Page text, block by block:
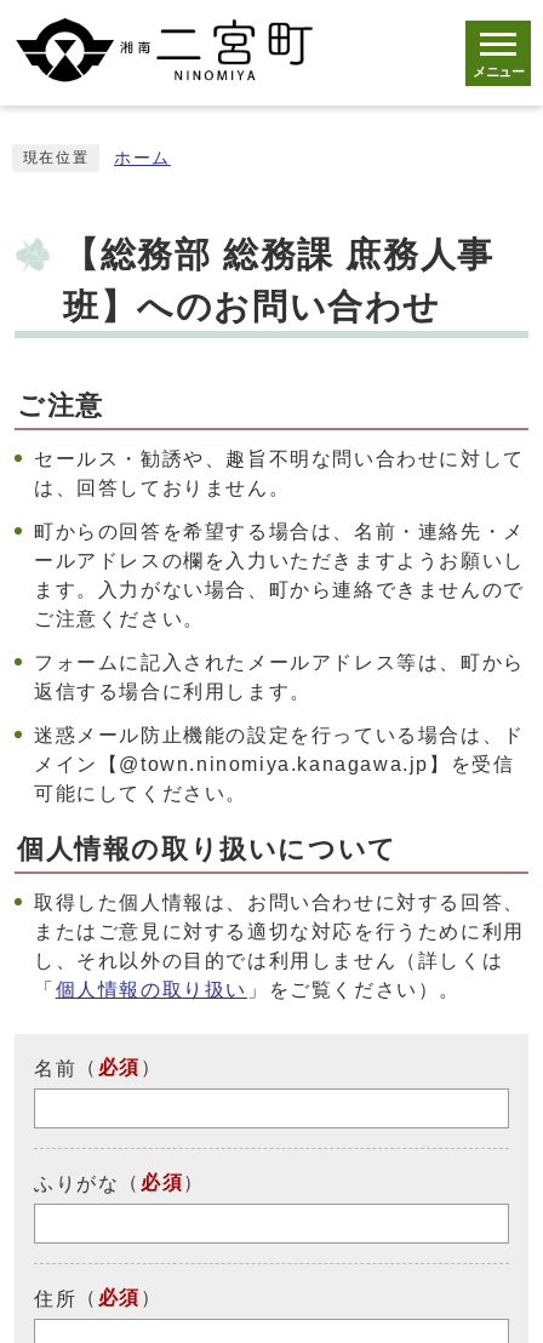
メニュー
現在位置 ホーム
【総務部 総務課 庶務人事
班】へのお問い合わせ
ご注意
セールス・勧誘や、趣旨不明な問い合わせに対して
は、回答しておりません。
町からの回答を希望する場合は、名前・連絡先・メ
ールアドレスの欄を入力いただきますようお願いし
ます。入力がない場合、町から連絡できませんので
ご注意ください。
フォームに記入されたメールアドレス等は、町から
返信する場合に利用します。
迷惑メール防止機能の設定を行っている場合は、ド
メイン【@town.ninomiya.kanagawa.jp】を受信
可能にしてください。
個人情報の取り扱いについて
取得した個人情報は、お問い合わせに対する回答、
またはご意見に対する適切な対応を行うために利用
し、それ以外の目的では利用しません（詳しくは
「 個人情報の取り扱い 」をご覧ください）。
名前 （ 必須 ）
ふりがな （ 必須）
住所 （ 必須 ）